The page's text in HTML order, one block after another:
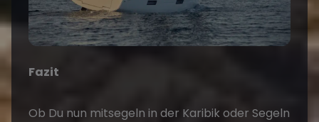
Fazit
Ob Du nun mitsegeln in der Karibik oder Segeln